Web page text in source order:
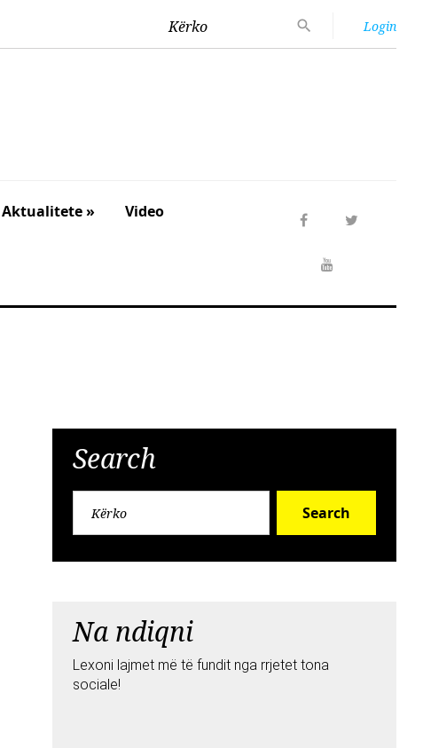
Kërko Login
Aktualitete » Video
Search
Search
Na ndiqni
Lexoni lajmet më të fundit nga rrjetet tona
sociale!